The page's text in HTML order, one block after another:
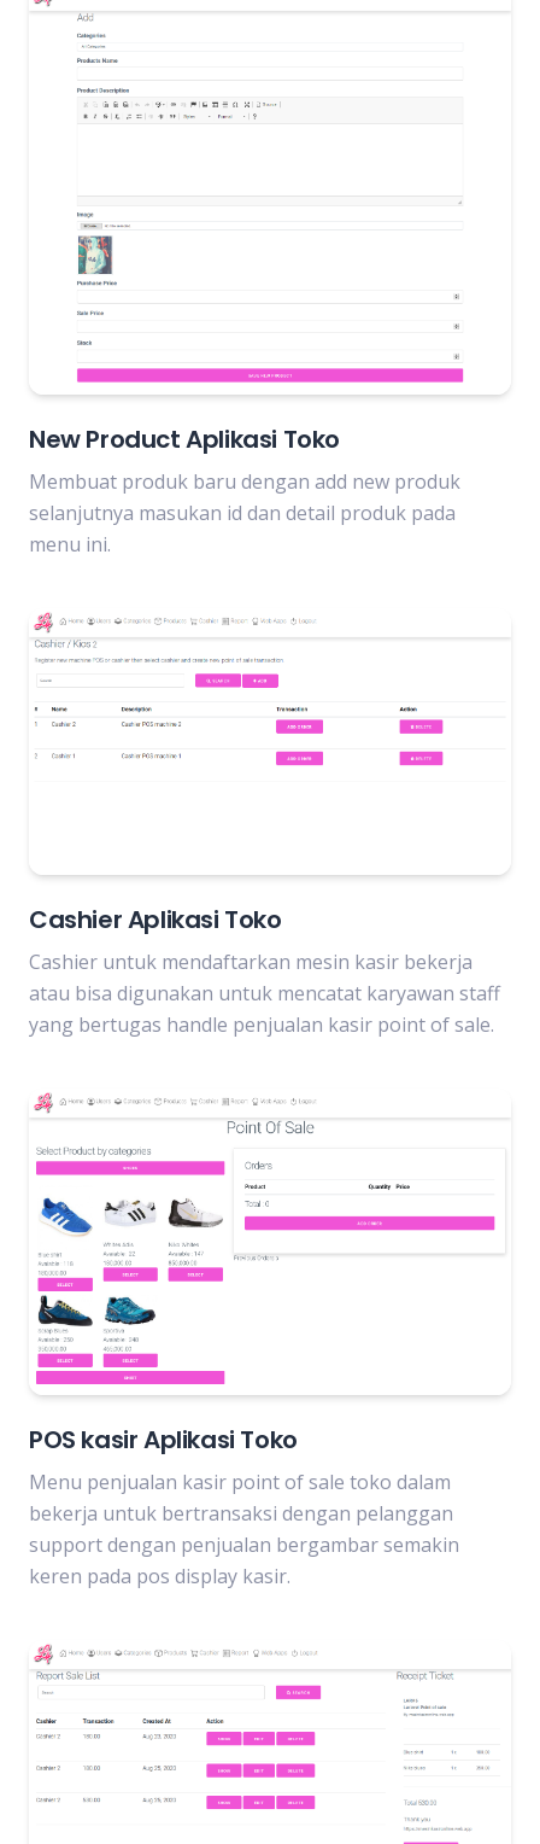
New Product Aplikasi Toko
Membuat produk baru dengan add new produk
selanjutnya masukan id dan detail produk pada
menu ini.
Cashier Aplikasi Toko
Cashier untuk mendaftarkan mesin kasir bekerja
atau bisa digunakan untuk mencatat karyawan staff
yang bertugas handle penjualan kasir point of sale.
POS kasir Aplikasi Toko
Menu penjualan kasir point of sale toko dalam
bekerja untuk bertransaksi dengan pelanggan
support dengan penjualan bergambar semakin
keren pada pos display kasir.